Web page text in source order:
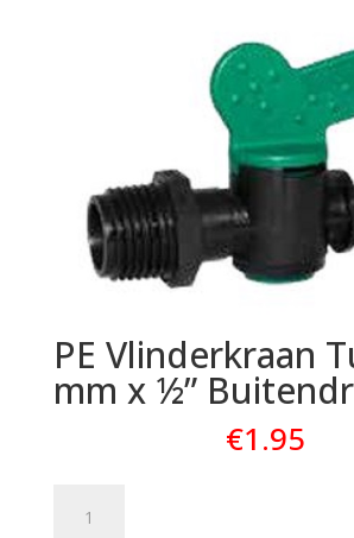
PE Vlinderkraan
mm x ½”
€1.95
Vlinderkraan